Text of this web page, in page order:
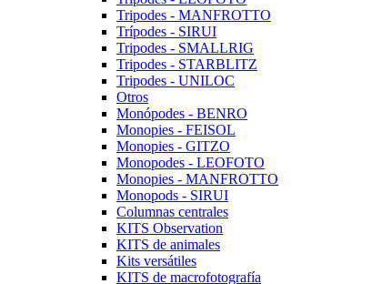
Tripodes - MANFROTTO
Trípodes - SIRUI
Tripodes - SMALLRIG
Tripodes - STARBLITZ
Tripodes - UNILOC
Otros
Monópodes - BENRO
Monopies - FEISOL
Monopies - GITZO
Monopodes - LEOFOTO
Monopies - MANFROTTO
Monopods - SIRUI
Columnas centrales
KITS Observation
KITS de animales
Kits versátiles
KITS de macrofotografía